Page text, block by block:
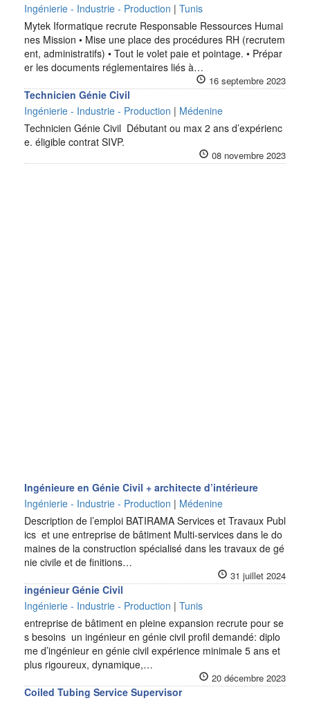
Ingénierie - Industrie - Production | Tunis
Mytek Iformatique recrute Responsable Ressources Humai
nes Mission • Mise une place des procédures RH (recrutem
ent, administratifs) • Tout le volet paie et pointage. • Prépar
er les documents réglementaires liés à…
16 septembre 2023
Technicien Génie Civil
Ingénierie - Industrie - Production | Médenine
Technicien Génie Civil Débutant ou max 2 ans d’expérienc
e. éligible contrat SIVP.
08 novembre 2023
Ingénieure en Génie Civil + architecte d’intérieure
Ingénierie - Industrie - Production | Médenine
Description de l’emploi BATIRAMA Services et Travaux Publ
ics et une entreprise de bâtiment Multi-services dans le do
maines de la construction spécialisé dans les travaux de gé
nie civile et de finitions…
31 juillet 2024
ingénieur Génie Civil
Ingénierie - Industrie - Production | Tunis
entreprise de bâtiment en pleine expansion recrute pour se
s besoins un ingénieur en génie civil profil demandé: diplo
me d’ingénieur en génie civil expérience minimale 5 ans et
plus rigoureux, dynamique,…
20 décembre 2023
Coiled Tubing Service Supervisor